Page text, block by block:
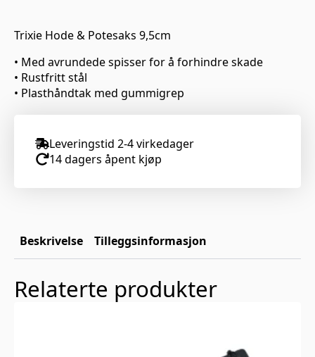
Trixie Hode & Potesaks 9,5cm
• Med avrundede spisser for å forhindre skade
• Rustfritt stål
• Plasthåndtak med gummigrep
Leveringstid 2-4 virkedager
14 dagers åpent kjøp
Beskrivelse Tilleggsinformasjon
Relaterte produkter